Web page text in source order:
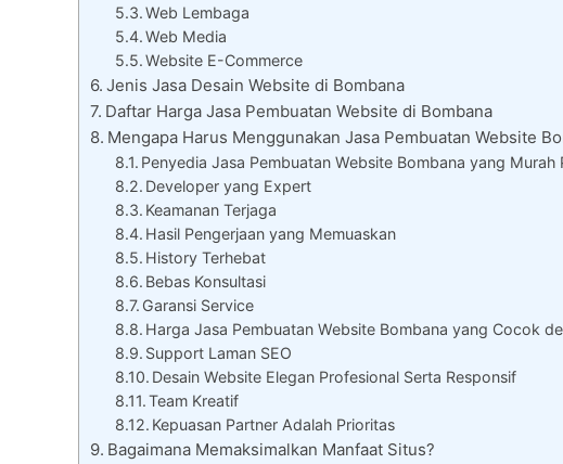
Web Lembaga
Web Media
Website E-Commerce
Jenis Jasa Desain Website di Bombana
Daftar Harga Jasa Pembuatan Website di Bombana
Mengapa Harus Menggunakan Jasa Pembuatan Website
Penyedia Jasa Pembuatan Website Bombana yang Murah
Developer yang Expert
Keamanan Terjaga
Hasil Pengerjaan yang Memuaskan
History Terhebat
Bebas Konsultasi
Garansi Service
Harga Jasa Pembuatan Website Bombana yang Cocok
Support Laman SEO
Desain Website Elegan Profesional Serta Responsif
Team Kreatif
Kepuasan Partner Adalah Prioritas
Bagaimana Memaksimalkan Manfaat Situs?